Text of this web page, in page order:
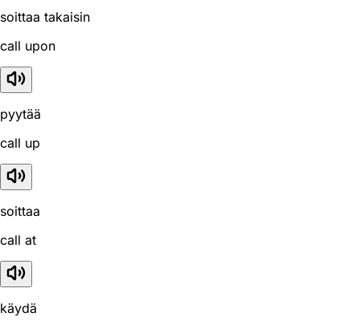
soittaa takaisin
call upon
pyytää
call up
soittaa
call at
käydä